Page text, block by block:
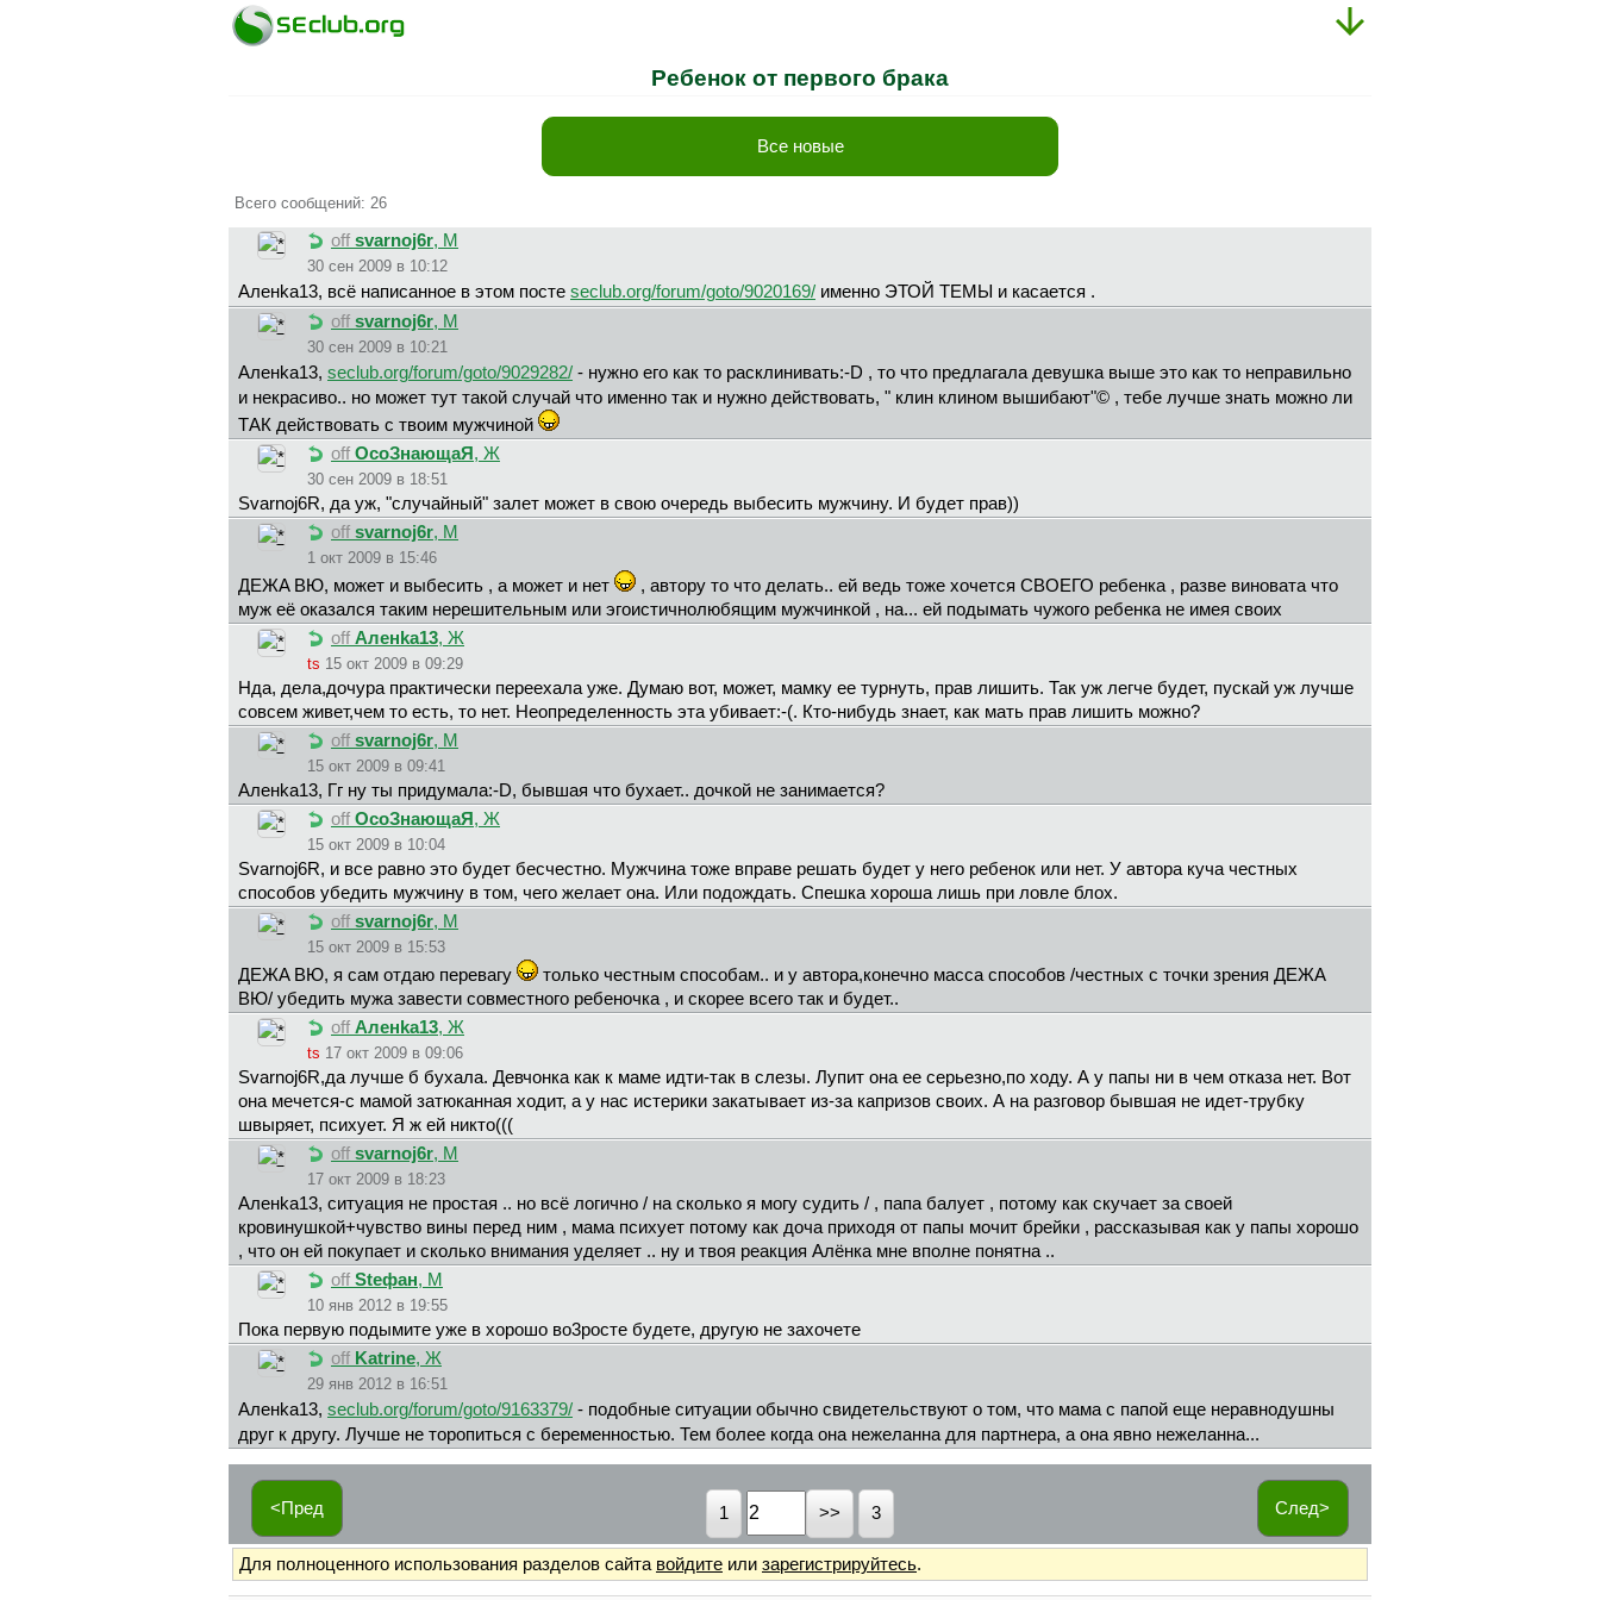
Ребенок от первого брака
Все новые
Всего сообщений: 26
off svarnoj6r, М
30 сен 2009 в 10:12
Aлeнka13, всё написанное в этом посте seclub.org/forum/goto/9020169/ именно ЭТОЙ ТЕМЫ и касается .
off svarnoj6r, М
30 сен 2009 в 10:21
Aлeнka13, seclub.org/forum/goto/9029282/ - нужно его как то расклинивать:-D , то что предлагала девушка выше это как то неправильно
и некрасиво.. но может тут такой случай что именно так и нужно действовать, " клин клином вышибают"© , тебе лучше знать можно ли
ТАК действовать с твоим мужчиной
off ОсоЗнающаЯ , Ж
30 сен 2009 в 18:51
Svarnoj6R, да уж, "случайный" залет может в свою очередь выбесить мужчину. И будет прав))
off svarnoj6r, М
1 окт 2009 в 15:46
ДEЖA BЮ, может и выбесить , а может и нет
, автору то что делать.. ей ведь тоже хочется СВОЕГО ребенка , разве виновата что
муж её оказался таким нерешительным или эгоистичнолюбящим мужчинкой , на... ей подымать чужого ребенка не имея своих
off Aлeнka13, Ж
ts 15 окт 2009 в 09:29
Нда, дела,дочура практически переехала уже. Думаю вот, может, мамку ее турнуть, прав лишить. Так уж легче будет, пускай уж лучше
совсем живет,чем то есть, то нет. Неопределенность эта убивает:-(. Кто-нибудь знает, как мать прав лишить можно?
off svarnoj6r, М
15 окт 2009 в 09:41
Aлeнka13, Гг ну ты придумала:-D, бывшая что бухает.. дочкой не занимается?
off ОсоЗнающаЯ , Ж
15 окт 2009 в 10:04
Svarnoj6R, и все равно это будет бесчестно. Мужчина тоже вправе решать будет у него ребенок или нет. У автора куча честных
способов убедить мужчину в том, чего желает она. Или подождать. Спешка хороша лишь при ловле блох.
off svarnoj6r, М
15 окт 2009 в 15:53
ДEЖA BЮ, я сам отдаю перевагу
только честным способам.. и у автора,конечно масса способов /честных с точки зрения ДЕЖА
ВЮ/ убедить мужа завести совместного ребеночка , и скорее всего так и будет..
off Aлeнka13, Ж
ts 17 окт 2009 в 09:06
Svarnoj6R,да лучше б бухала. Девчонка как к маме идти-так в слезы. Лупит она ее серьезно,по ходу. А у папы ни в чем отказа нет. Вот
она мечется-с мамой затюканная ходит, а у нас истерики закатывает из-за капризов своих. А на разговор бывшая не идет-трубку
швыряет, психует. Я ж ей никто(((
off svarnoj6r, М
17 окт 2009 в 18:23
Aлeнka13, ситуация не простая .. но всё логично / на сколько я могу судить / , папа балует , потому как скучает за своей
кровинушкой+чувство вины перед ним , мама психует потому как доча приходя от папы мочит брейки , рассказывая как у папы хорошо
, что он ей покупает и сколько внимания уделяет .. ну и твоя реакция Алёнка мне вполне понятна ..
off Steфaн, М
10 янв 2012 в 19:55
Пока первую подымите уже в хорошо во3росте будете, другую не захочете
off Katrine, Ж
29 янв 2012 в 16:51
Aлeнka13, seclub.org/forum/goto/9163379/ - подобные ситуации обычно свидетельствуют о том, что мама с папой еще неравнодушны
друг к другу. Лучше не торопиться с беременностью. Тем более когда она нежеланна для партнера, а она явно нежеланна...
<Пред След>
1 3
Для полноценного использования разделов сайта войдите или зарегистрируйтесь.